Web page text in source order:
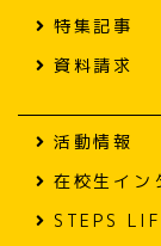
特集記事
資料請求
活動情報
在校生イン
STEPS